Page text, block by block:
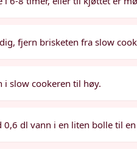
fjern brisketen fra slow
slow cookeren til høy.
0,6 dl vann i en liten bolle til